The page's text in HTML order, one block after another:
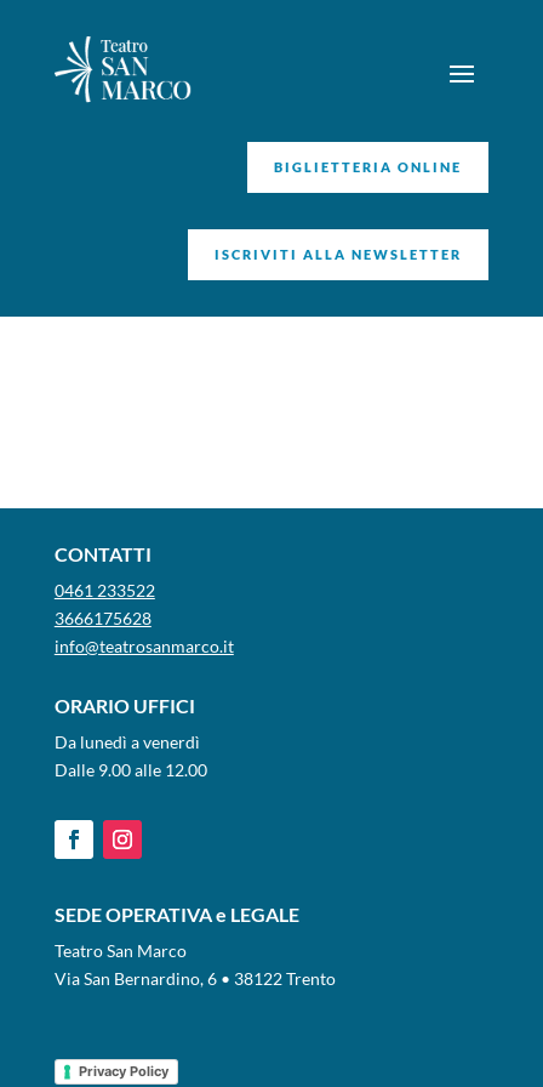
BIGLIETTERIA ONLINE
ISCRIVITI ALLA NEWSLETTER
CONTATTI
0461 233522
3666175628
info@teatrosanmarco.it
ORARIO UFFICI
Da lunedì a venerdì
Dalle 9.00 alle 12.00
SEDE OPERATIVA e LEGALE
Teatro San Marco
Via San Bernardino, 6 • 38122 Trento
Privacy Policy